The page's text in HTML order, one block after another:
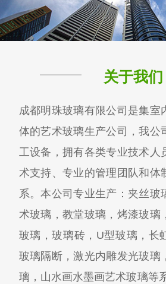
关于我们
成都明珠玻璃有限公司是集室
体的艺术玻璃生产公司，我公
工设备，拥有各类专业技术人
术支持、专业的管理团队和体
系。本公司专业生产：夹丝玻
术玻璃，教堂玻璃，烤漆玻璃
玻璃，玻璃砖，U型玻璃，长
玻璃隔断，激光内雕发光玻璃
璃，山水画水墨画艺术玻璃等